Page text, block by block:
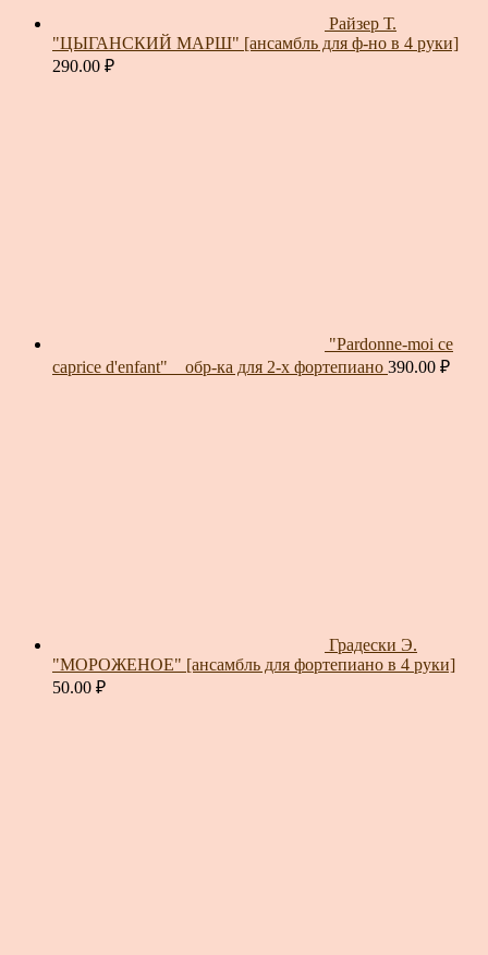
Райзер Т.
"ЦЫГАНСКИЙ МАРШ" [ансамбль для ф-но в 4 руки]
290.00 ₽
"Pardonne-moi ce
caprice d'enfant" _ обр-ка для 2-х фортепиано 390.00 ₽
Градески Э.
"МОРОЖЕНОЕ" [ансамбль для фортепиано в 4 руки]
50.00 ₽